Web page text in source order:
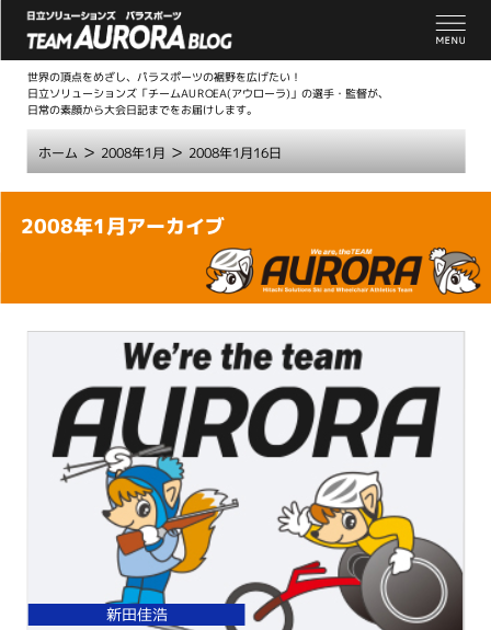
世界の頂点をめざし、パラスポーツの裾野を広げたい！
日立ソリューションズ「チームAUROEA(アウローラ)」の選手・監督が、
日常の素顔から大会日記までをお届けします。
ホーム> 2008年1月 > 2008年1月16日
本
2008年1月アーカイブ
新田佳浩